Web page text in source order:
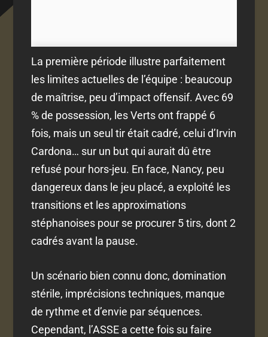
La première période illustre parfaitement
les limites actuelles de l’équipe : beaucoup
de maîtrise, peu d’impact offensif. Avec 69
% de possession, les Verts ont frappé 6
fois, mais un seul tir était cadré, celui d’Irvin
Cardona… sur un but qui aurait dû être
refusé pour hors-jeu. En face, Nancy, peu
dangereux dans le jeu placé, a exploité les
transitions et les approximations
stéphanoises pour se procurer 5 tirs, dont 2
cadrés avant la pause.
Un scénario bien connu donc, domination
stérile, imprécisions techniques, manque
de rythme et d’envie par séquences.
Cependant, l’ASSE a cette fois su faire